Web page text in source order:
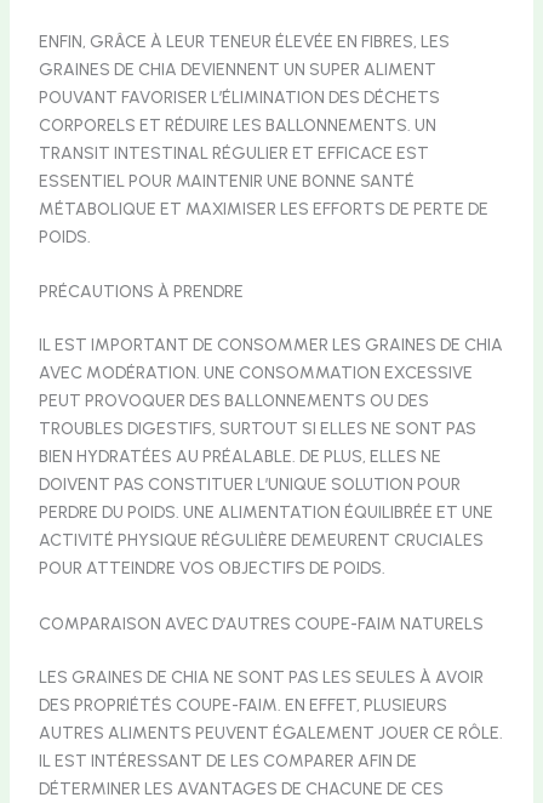
ENFIN, GRÂCE À LEUR TENEUR ÉLEVÉE EN FIBRES, LES
GRAINES DE CHIA DEVIENNENT UN SUPER ALIMENT
POUVANT FAVORISER L’ÉLIMINATION DES DÉCHETS
CORPORELS ET RÉDUIRE LES BALLONNEMENTS. UN
TRANSIT INTESTINAL RÉGULIER ET EFFICACE EST
ESSENTIEL POUR MAINTENIR UNE BONNE SANTÉ
MÉTABOLIQUE ET MAXIMISER LES EFFORTS DE PERTE DE
POIDS.
PRÉCAUTIONS À PRENDRE
IL EST IMPORTANT DE CONSOMMER LES GRAINES DE CHIA
AVEC MODÉRATION. UNE CONSOMMATION EXCESSIVE
PEUT PROVOQUER DES BALLONNEMENTS OU DES
TROUBLES DIGESTIFS, SURTOUT SI ELLES NE SONT PAS
BIEN HYDRATÉES AU PRÉALABLE. DE PLUS, ELLES NE
DOIVENT PAS CONSTITUER L’UNIQUE SOLUTION POUR
PERDRE DU POIDS. UNE ALIMENTATION ÉQUILIBRÉE ET UNE
ACTIVITÉ PHYSIQUE RÉGULIÈRE DEMEURENT CRUCIALES
POUR ATTEINDRE VOS OBJECTIFS DE POIDS.
COMPARAISON AVEC D’AUTRES COUPE-FAIM NATURELS
LES GRAINES DE CHIA NE SONT PAS LES SEULES À AVOIR
DES PROPRIÉTÉS COUPE-FAIM. EN EFFET, PLUSIEURS
AUTRES ALIMENTS PEUVENT ÉGALEMENT JOUER CE RÔLE.
IL EST INTÉRESSANT DE LES COMPARER AFIN DE
DÉTERMINER LES AVANTAGES DE CHACUNE DE CES